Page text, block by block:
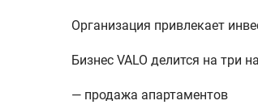
Организация привлекает
Бизнес VALO делится на три
— продажа апартаментов